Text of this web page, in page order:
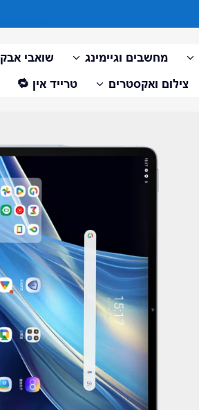
מחשבים וגיימינג
שואבי אבק
צילום ואקסטרים טרייד אין 🔁